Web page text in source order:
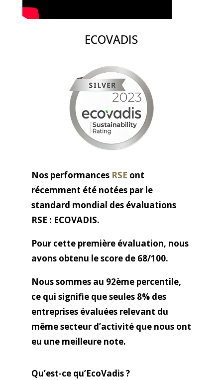
ECOVADIS
Nos performances RSE ont
récemment été notées par le
standard mondial des évaluations
RSE : ECOVADIS.
Pour cette première évaluation, nous
avons obtenu le score de 68/100.
Nous sommes au 92ème percentile,
ce qui signifie que seules 8% des
entreprises évaluées relevant du
même secteur d’activité que nous ont
eu une meilleure note.
Qu’est-ce qu’EcoVadis ?